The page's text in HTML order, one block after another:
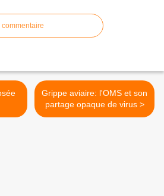
Grippe aviaire: l'OMS et son
partage opaque de virus >